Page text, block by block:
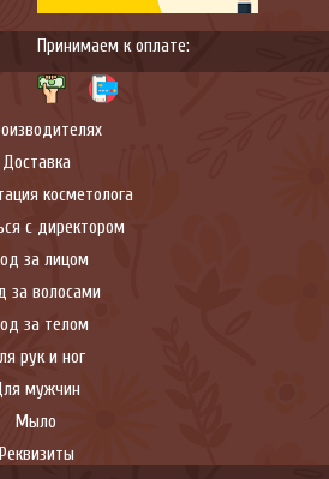
Доставка
косметолога
с директором
за лицом
за волосами
за телом
рук и ног
мужчин
Мыло
Реквизиты
Принимаем к оплате: